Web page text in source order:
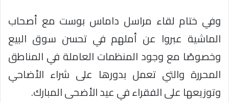
وفي ختام لقاء مراسل داماس بوست مع أصحاب
الماشية عبروا عن أملهم في تحسن سوق البيع
وخصوصًا مع وجود المنظمات العاملة في المناطق
المحررة والتي تعمل بدورها على شراء الأضاحي
وتوزيعها على الفقراء في عيد الأضحى المبارك.